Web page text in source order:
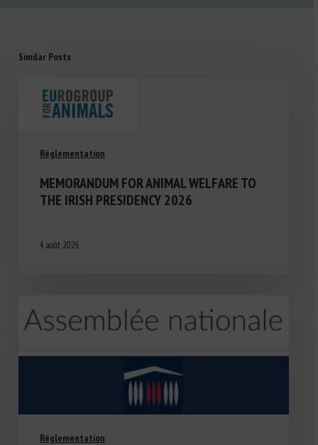
Similar Posts
Réglementation
MEMORANDUM FOR ANIMAL WELFARE TO
THE IRISH PRESIDENCY 2026
4 août 2026
Réglementation